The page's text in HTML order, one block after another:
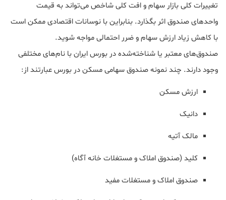
تغییرات کلی بازار سهام و افت کلی شاخص می‌تواند به قیمت
واحدهای صندوق اثر بگذارد. بنابراین با نوسانات اقتصادی ممکن است
با کاهش زیاد ارزش سهام و ضرر احتمالی مواجه شوید.
صندوق‌های معتبر یا شناخته‌شده در بورس ایران با نام‌های مختلفی
وجود دارند. چند نمونه صندوق سهامی مسکن در بورس عبارتند از:
ارزش مسکن
دانیک
مالک آتیه
کلید (صندوق املاک و مستغلات خانه آگاه)
صندوق املاک و مستغلات مفید